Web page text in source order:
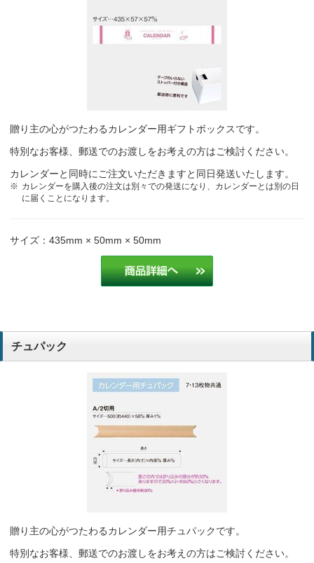
贈り主の心がつたわるカレンダー用ギフトボックスです。
特別なお客様、郵送でのお渡しをお考えの方はご検討ください。
カレンダーと同時にご注文いただきますと同日発送いたします。
カレンダーを購入後の注文は別々での発送になり、カレンダーとは別の日
に届くことになります。
サイズ：435mm × 50mm × 50mm
チュパック
贈り主の心がつたわるカレンダー用チュパックです。
特別なお客様、郵送でのお渡しをお考えの方はご検討ください。